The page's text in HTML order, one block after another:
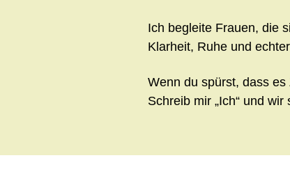
Ich begleite Frauen, die
Klarheit, Ruhe und
Wenn du spürst, dass
Schreib mir „Ich“ und